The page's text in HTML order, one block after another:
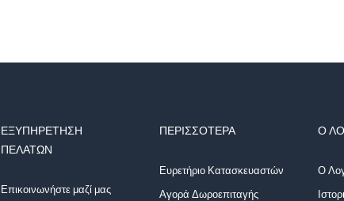
ΕΞΥΠΗΡΈΤΗΣΗ
ΠΕΛΑΤΏΝ
Επικοινωνήστε μαζί μας
ΠΕΡΙΣΣΌΤΕΡΑ
Ευρετήριο Κατασκευαστών
Αγορά Δωροεπιταγής
Ο
Ο